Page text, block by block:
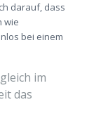
darauf, dass
wie
bei einem
im
das